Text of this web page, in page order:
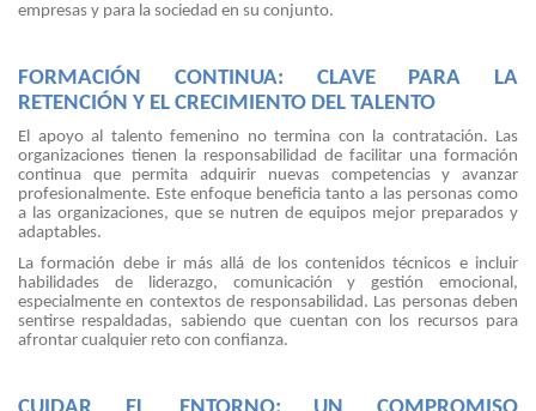
empresas y para la sociedad en su conjunto.
FORMACIÓN CONTINUA: CLAVE PARA LA
RETENCIÓN Y EL CRECIMIENTO DEL TALENTO
El apoyo al talento femenino no termina con la contratación. Las
organizaciones tienen la responsabilidad de facilitar una formación
continua que permita adquirir nuevas competencias y avanzar
profesionalmente. Este enfoque beneficia tanto a las personas como
a las organizaciones, que se nutren de equipos mejor preparados y
adaptables.
La formación debe ir más allá de los contenidos técnicos e incluir
habilidades de liderazgo, comunicación y gestión emocional,
especialmente en contextos de responsabilidad. Las personas deben
sentirse respaldadas, sabiendo que cuentan con los recursos para
afrontar cualquier reto con confianza.